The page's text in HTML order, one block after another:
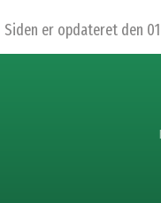
Siden er opdateret den